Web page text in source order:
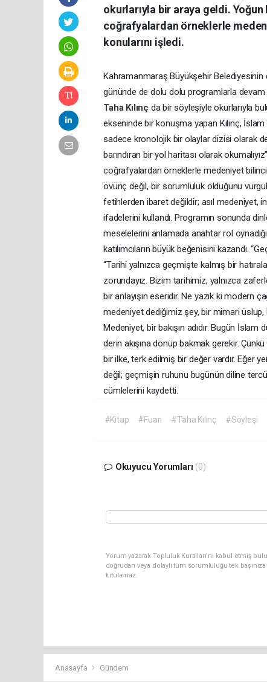
okurlarıyla bir araya geldi.
coğrafyalardan örneklerle
konularını işledi.
Kahramanmaraş Büyükşehir
gününde de dolu dolu programlarla
Taha Kılınç da bir söyleşiyle okurlarıyla
ekseninde bir konuşma yapan Kılınç,
sadece kronolojik bir olaylar dizisi olarak
barındıran bir yol haritası olarak
coğrafyalardan örneklerle medeniyet
övünç değil, bir sorumluluk olduğunu
fetihlerden ibaret değildir; asıl medeniyet,
ifadelerini kullandı. Programın sonunda
meselelerini anlamada anahtar rol
katılımcıların büyük beğenisini kazandı.
“Tarihi yalnızca geçmişte kalmış bir
zorundayız. Bizim tarihimiz, yalnızca
bir anlayışın eseridir. Ne yazık ki modern
medeniyet dediğimiz şey, bir mimari üslup,
Medeniyet, bir bakışın adıdır. Bugün
derin akışına dönüp bakmak gerekir.
bir ilke, terk edilmiş bir değer vardır. Eğer
değil; geçmişin ruhunu bugünün diline
cümlelerini kaydetti.
#Kitap #Fuarı #Taha Kılınç #Söyleşi
Okuyucu Yorumları (0)
Yorum yazarak Topluluk Kuralları’nı kabul etmiş
doğrudan veya dolaylı tüm sorumluluğu tek
tutulamaz.
Anasayfa Gündem